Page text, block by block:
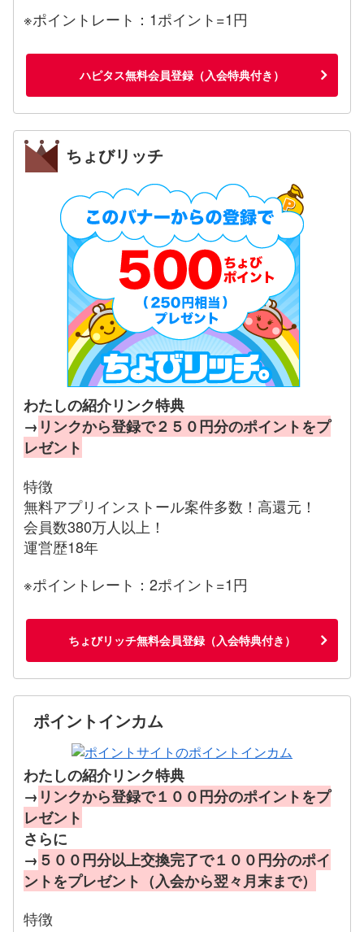
※ポイントレート：1ポイント=1円
ハピタス無料会員登録（入会特典付き）
ちょびリッチ
わたしの紹介リンク特典
→ リンクから登録で２５０円分のポイントをプ
レゼント
特徴
無料アプリインストール案件多数！高還元！
会員数380万人以上！
運営歴18年
※ポイントレート：2ポイント=1円
ちょびリッチ無料会員登録（入会特典付き）
ポイントインカム
わたしの紹介リンク特典
→ リンクから登録で１００円分のポイントをプ
レゼント
さらに
→ ５００円分以上交換完了で１００円分のポイ
ントをプレゼント（入会から翌々月末まで）
特徴